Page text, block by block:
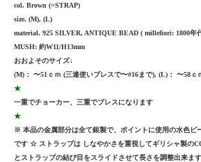
col. Brown (=STRAP)
size. (M), (L)
material. 925 SILVER, ANTIQUE BEAD ( millefiori: 1800
MUSH: 約W11/H13mm
おおよそのサイズ↓
(M)： 〜51ｃｍ (三連使いブレスで〜#16まで), (L)： 〜58ｃ
★
一重でチョーカー、三重でブレスになります
★
※ 本品の金属部分は全て銀製で、ポイントに使用の水色ビ
です ☆ ストラップは しなやかさを重視してギリシャ製の
とストラップの結び目をスライドさせて長さを調整出来ま